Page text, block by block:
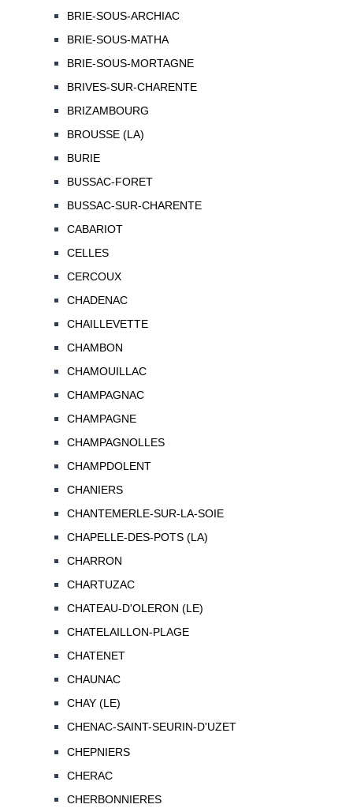
BRIE-SOUS-ARCHIAC
BRIE-SOUS-MATHA
BRIE-SOUS-MORTAGNE
BRIVES-SUR-CHARENTE
BRIZAMBOURG
BROUSSE (LA)
BURIE
BUSSAC-FORET
BUSSAC-SUR-CHARENTE
CABARIOT
CELLES
CERCOUX
CHADENAC
CHAILLEVETTE
CHAMBON
CHAMOUILLAC
CHAMPAGNAC
CHAMPAGNE
CHAMPAGNOLLES
CHAMPDOLENT
CHANIERS
CHANTEMERLE-SUR-LA-SOIE
CHAPELLE-DES-POTS (LA)
CHARRON
CHARTUZAC
CHATEAU-D'OLERON (LE)
CHATELAILLON-PLAGE
CHATENET
CHAUNAC
CHAY (LE)
CHENAC-SAINT-SEURIN-D'UZET
CHEPNIERS
CHERAC
CHERBONNIERES